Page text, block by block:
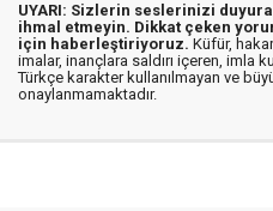
UYARI: Sizlerin seslerinizi
ihmal etmeyin. Dikkat çeken
için haberleştiriyoruz. Küfür,
imalar, inançlara saldırı içeren, imla
Türkçe karakter kullanılmayan ve
onaylanmamaktadır.